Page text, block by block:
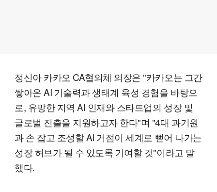
정신아 카카오 CA협의체 의장은 "카카오는 그간
쌓아온 AI 기술력과 생태계 육성 경험을 바탕으
로, 유망한 지역 AI 인재와 스타트업의 성장 및
글로벌 진출을 지원하고자 한다"며 "4대 과기원
과 손 잡고 조성할 AI 거점이 세계로 뻗어 나가는
성장 허브가 될 수 있도록 기여할 것"이라고 말
했다.